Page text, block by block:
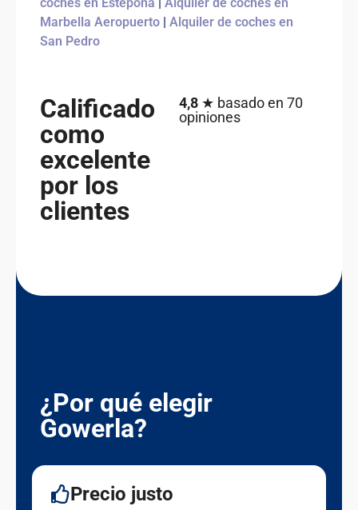
Marbella Aeropuerto | Alquiler de coches en
San Pedro
Calificado
como
excelente
por los
clientes
4,8 ★ basado en 70
opiniones
¿Por qué elegir
Gowerla?
Precio justo